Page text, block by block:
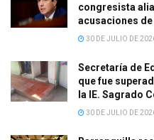
congresista
acusaciones
30 DE JULIO DE
Secretaría de
que fue
la IE. Sagrado
30 DE JULIO DE